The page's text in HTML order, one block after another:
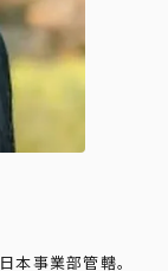
本事業部管轄。